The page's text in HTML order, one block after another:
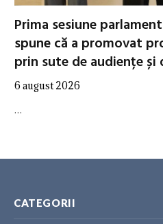
Prima sesiune
spune că a promovat
prin sute de audiențe și
6 august 2026
…
CATEGORII